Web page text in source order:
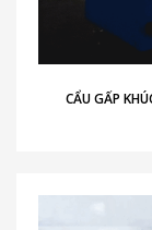
CẨU GẤP